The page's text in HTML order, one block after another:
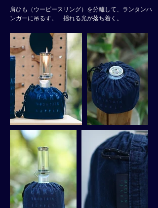
肩ひも（ウーピースリング）を分離して、ランタンハ
ンガーに吊るす。 揺れる光が落ち着く。